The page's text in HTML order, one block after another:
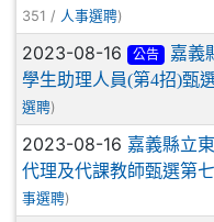
351 / 人事選聘)
2023-08-16 公告
嘉義
學生助理人員(第4招)甄
選聘)
2023-08-16 嘉義縣立
代理及代課教師甄選第
事選聘)